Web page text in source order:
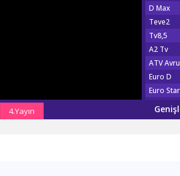
4.Yayın
D Max
Teve2
Tv8,5
A2 Tv
ATV
Euro D
Euro Star
Show Türk
Fox Tv